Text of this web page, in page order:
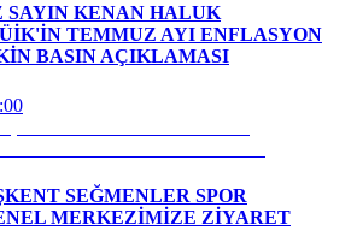
SAYIN KENAN HALUK
TEMMUZ AYI ENFLASYON
BASIN AÇIKLAMASI
SEĞMENLER SPOR
MERKEZİMİZE ZİYARET